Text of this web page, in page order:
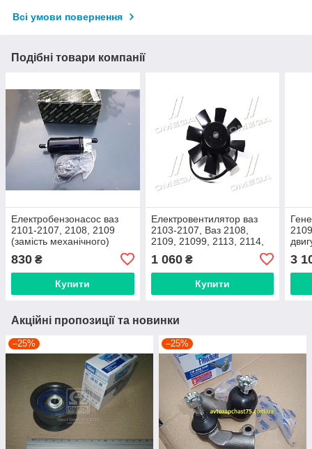
Всі умови повернення
Подібні товари компанії
Електробензонасос ваз
2101-2107, 2108, 2109
(замість механічного)
Словенія/ завод Китай)
830 ₴
Купити
Електровентилятор ваз
2103-2107, Ваз 2108,
2109, 21099, 2113, 2114,
1111 ока (Decaro,
Словенія/завод КНР)
1 060₴
Купити
3
Акційні пропозиції та новинки
–25% –25%